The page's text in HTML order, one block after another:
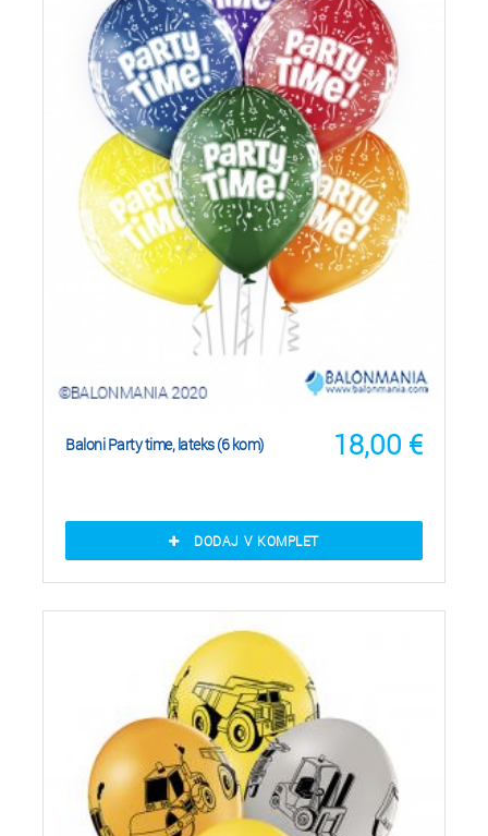
18,00 €
Baloni Party time, lateks (6 kom)
DODAJ V KOMPLET